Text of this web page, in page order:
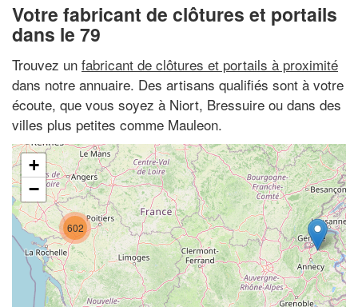
Votre fabricant de clôtures et portails
dans le 79
Trouvez un fabricant de clôtures et portails à proximité
dans notre annuaire. Des artisans qualifiés sont à votre
écoute, que vous soyez à Niort, Bressuire ou dans des
villes plus petites comme Mauleon.
602
+
−